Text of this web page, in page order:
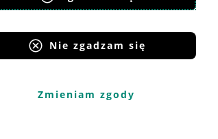
Nie zgadzam się
Zmieniam zgody